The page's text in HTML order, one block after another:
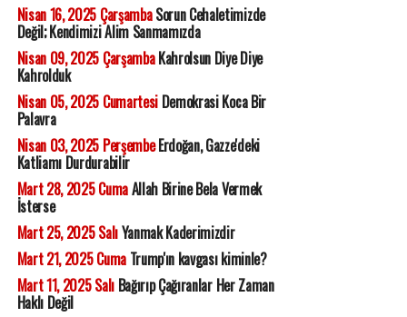
Nisan 16, 2025 ÇarşambaSorun Cehaletimizde
Değil; Kendimizi Alim Sanmamızda
Nisan 09, 2025 ÇarşambaKahrolsun Diye Diye
Kahrolduk
Nisan 05, 2025 CumartesiDemokrasi Koca Bir
Palavra
Nisan 03, 2025 PerşembeErdoğan, Gazze'deki
Katliamı Durdurabilir
Mart 28, 2025 CumaAllah Birine Bela Vermek
İsterse
Mart 25, 2025 SalıYanmak Kaderimizdir
Mart 21, 2025 CumaTrump'ın kavgası kiminle?
Mart 11, 2025 SalıBağırıp Çağıranlar Her Zaman
Haklı Değil